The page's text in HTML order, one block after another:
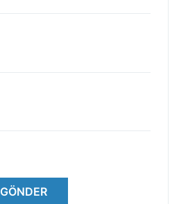
GÖNDER